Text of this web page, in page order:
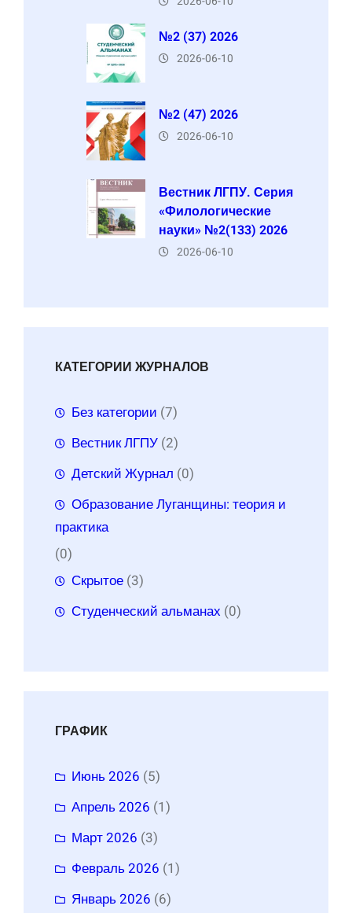
№2 (37) 2026
2026-06-10
№2 (47) 2026
2026-06-10
Вестник ЛГПУ. Серия
«Филологические
науки» №2(133) 2026
2026-06-10
КАТЕГОРИИ ЖУРНАЛОВ
Без категории (7)
Вестник ЛГПУ (2)
Детский Журнал (0)
Образование Луганщины: теория и
практика
(0)
Скрытое (3)
Студенческий альманах (0)
ГРАФИК
Июнь 2026 (5)
Апрель 2026 (1)
Март 2026 (3)
Февраль 2026 (1)
Январь 2026 (6)